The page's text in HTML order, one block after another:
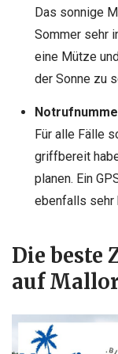
Das sonnige
Sommer sehr
eine Mütze
der Sonne zu
Für alle Fälle
griffbereit
planen. Ein
ebenfalls sehr
Die beste
auf